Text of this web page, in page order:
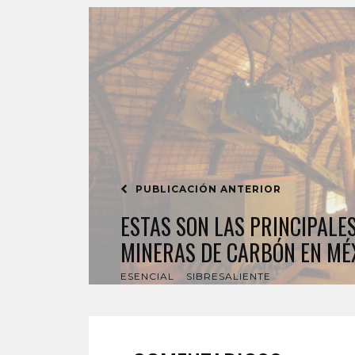
PUBLICACIÓN ANTERIOR
ESTAS SON LAS
MINERAS DE CARBÓN EN
ESENCIAL SIBRESALIENTE